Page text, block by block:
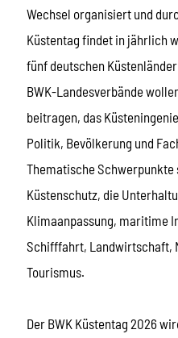
Wechsel organisiert und
Küstentag findet in jährlich
fünf deutschen
BWK-Landesverbände
beitragen, das
Politik, Bevölkerung und
Thematische
Küstenschutz, die
Klimaanpassung, maritime
Schifffahrt, Landwirtschaft,
Tourismus.
Der BWK Küstentag 2026